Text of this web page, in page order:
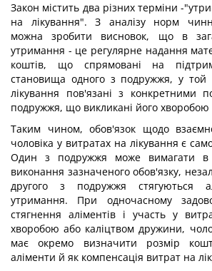
Закон містить два різних терміни -
на лікування". З аналізу норм
можна зробити висновок, що в
утримання - це регулярне надання
коштів, що спрямовані на
становища одного з подружжя, у той
лікування пов'язані з конкретними
подружжя, що викликані його хворобою
Таким чином, обов'язок щодо
чоловіка у витратах на лікування є
Один з подружжя може вимагати в
виконання зазначеного обов'язку,
другого з подружжя стягуються
утримання. При одночасному
стягнення аліментів і участь у
хворобою або каліцтвом дружини,
має окремо визначити розмір
аліменти й як компенсація витрат на